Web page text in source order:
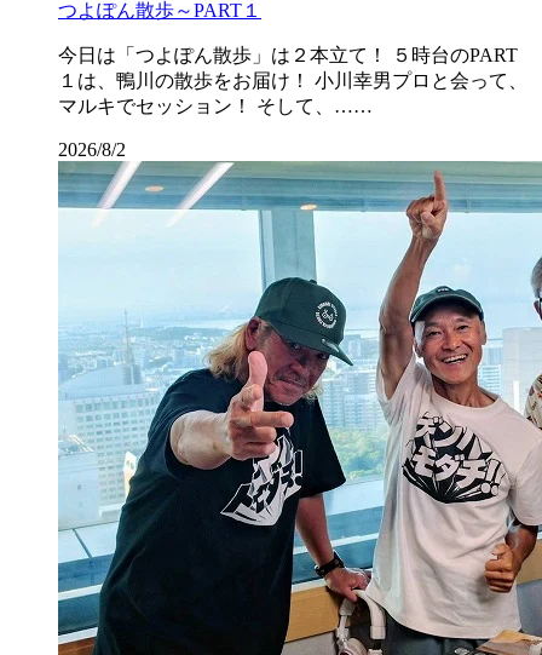
つよぽん散歩～PART１
今日は「つよぽん散歩」は２本立て！ ５時台のPART
１は、鴨川の散歩をお届け！ 小川幸男プロと会って、
マルキでセッション！ そして、……
2026/8/2